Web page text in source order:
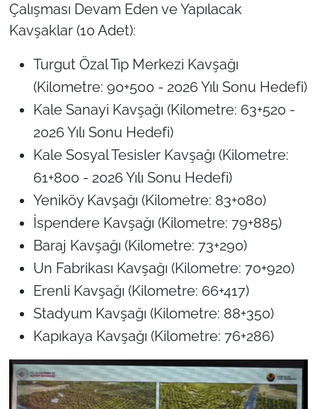
Çalışması Devam Eden ve Yapılacak
Kavşaklar (10 Adet):
Turgut Özal Tıp Merkezi Kavşağı
(Kilometre: 90+500 - 2026 Yılı Sonu Hedefi)
Kale Sanayi Kavşağı (Kilometre: 63+520 -
2026 Yılı Sonu Hedefi)
Kale Sosyal Tesisler Kavşağı (Kilometre:
61+800 - 2026 Yılı Sonu Hedefi)
Yeniköy Kavşağı (Kilometre: 83+080)
İspendere Kavşağı (Kilometre: 79+885)
Baraj Kavşağı (Kilometre: 73+290)
Un Fabrikası Kavşağı (Kilometre: 70+920)
Erenli Kavşağı (Kilometre: 66+417)
Stadyum Kavşağı (Kilometre: 88+350)
Kapıkaya Kavşağı (Kilometre: 76+286)